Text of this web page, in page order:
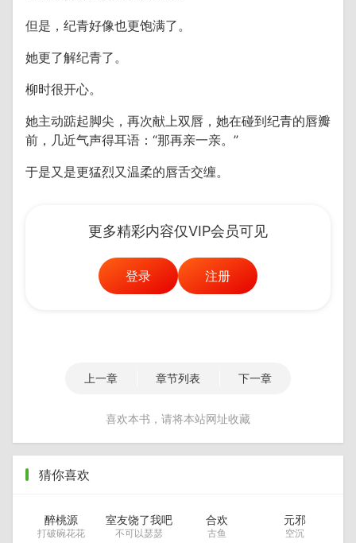
但是，纪青好像也更饱满了。
她更了解纪青了。
柳时很开心。
她主动踮起脚尖，再次献上双唇，她在碰到纪青的唇瓣
前，几近气声得耳语：“那再亲一亲。”
于是又是更猛烈又温柔的唇舌交缠。
更多精彩内容仅VIP会员可见
登录 注册
上一章 章节列表 下一章
喜欢本书，请将本站网址收藏
猜你喜欢
醉桃源
打破碗花花
室友饶了我吧
不可以瑟瑟
合欢
古鱼
元邪
空沉